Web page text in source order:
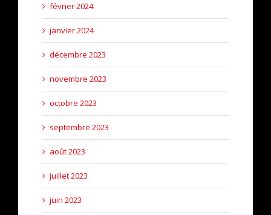
février 2024
janvier 2024
décembre 2023
novembre 2023
octobre 2023
septembre 2023
août 2023
juillet 2023
juin 2023